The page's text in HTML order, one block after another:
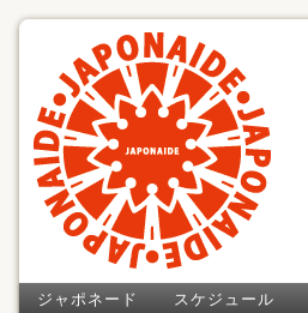
ジャポネード スケジュール